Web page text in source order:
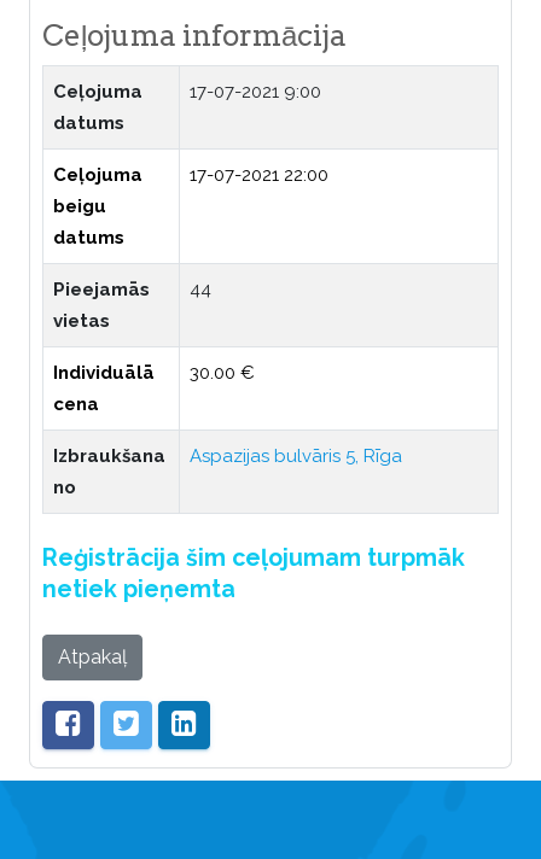
Ceļojuma informācija
Ceļojuma
datums
17-07-2021 9:00
Ceļojuma
beigu
datums
17-07-2021 22:00
Pieejamās
vietas
44
Individuālā
cena
30.00 €
Izbraukšana
no
Aspazijas bulvāris 5, Rīga
Reģistrācija šim ceļojumam turpmāk
netiek pieņemta
Atpakaļ